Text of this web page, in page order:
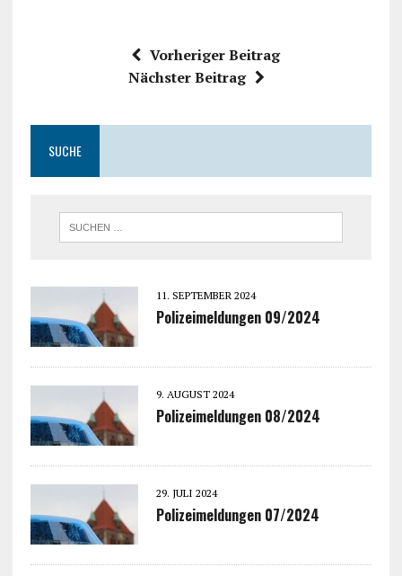
Vorheriger Beitrag
Nächster Beitrag
SUCHE
11. SEPTEMBER 2024
Polizeimeldungen 09/2024
9. AUGUST 2024
Polizeimeldungen 08/2024
29. JULI 2024
Polizeimeldungen 07/2024